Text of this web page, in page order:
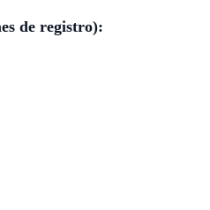
de registro):